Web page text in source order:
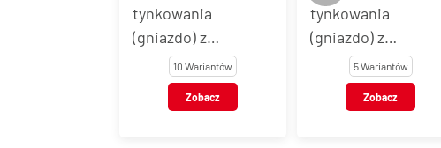
tynkowania
(gniazdo) z
końcówką do węża -
do mocowania
opaskami
10 Wariantów
Zobacz
tynkowania
(gniazdo) z
końcówką do węża -
do zaciskania tuleją
5 Wariantów
Zobacz